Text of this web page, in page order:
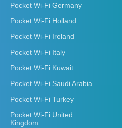
Pocket Wi-Fi Germany
Pocket Wi-Fi Holland
Pocket Wi-Fi Ireland
Pocket Wi-Fi Italy
Pocket Wi-Fi Kuwait
Pocket Wi-Fi Saudi Arabia
Pocket Wi-Fi Turkey
Pocket Wi-Fi United
Kingdom